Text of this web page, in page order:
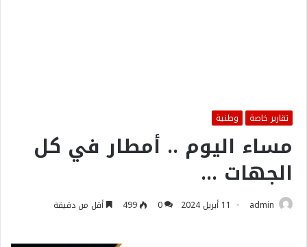
تقارير خاصة وطنية
مساء اليوم .. أمطار في كل
الجهات …
admin 11 أبريل 2024 0
499 أقل من دقيقة